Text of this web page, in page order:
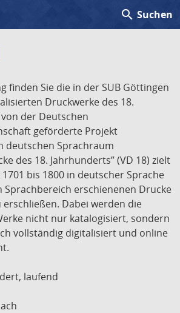
search Suchen
finden Sie die in der SUB Göttingen
Druckwerke des 18.
der Deutschen
geförderte Projekt
deutschen Sprachraum
des 18. Jahrhunderts” (VD 18) zielt
bis 1800 in deutscher Sprache
Sprachbereich erschienenen Drucke
erschließen. Dabei werden die
nicht nur katalogisiert, sondern
vollständig digitalisiert und online
laufend